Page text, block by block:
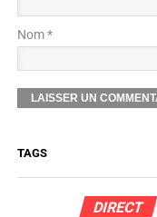
Nom *
TAGS
DIRECT